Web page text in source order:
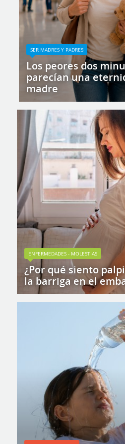
SER MADRES Y PADRES
Los peores dos
parecían una
madre
ENFERMEDADES - MOLESTIAS
¿Por qué siento
la barriga en el